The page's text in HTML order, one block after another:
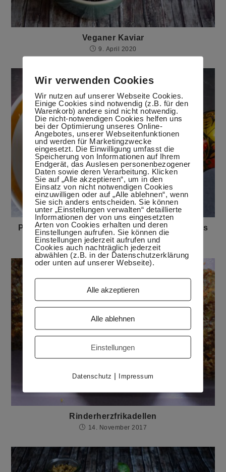
Veganer Kaviar
9. April 2020
Pelmeni selbst gemacht oder Back to the roots
4. Februar 2019
Rinderherzfrikadellen
14. November 2017
Wir verwenden Cookies
Wir nutzen auf unserer Webseite Cookies.
Einige Cookies sind notwendig (z.B. für den
Warenkorb) andere sind nicht notwendig.
Die nicht-notwendigen Cookies helfen uns
bei der Optimierung unseres Online-
Angebotes, unserer Webseitenfunktionen
und werden für Marketingzwecke
eingesetzt. Die Einwilligung umfasst die
Speicherung von Informationen auf Ihrem
Endgerät, das Auslesen personenbezogener
Daten sowie deren Verarbeitung. Klicken
Sie auf „Alle akzeptieren“, um in den
Einsatz von nicht notwendigen Cookies
einzuwilligen oder auf „Alle ablehnen“, wenn
Sie sich anders entscheiden. Sie können
unter „Einstellungen verwalten“ detaillierte
Informationen der von uns eingesetzten
Arten von Cookies erhalten und deren
Einstellungen aufrufen. Sie können die
Einstellungen jederzeit aufrufen und
Cookies auch nachträglich jederzeit
abwählen (z.B. in der Datenschutzerklärung
oder unten auf unserer Webseite).
Alle akzeptieren
Alle ablehnen
Einstellungen
Datenschutz | Impressum